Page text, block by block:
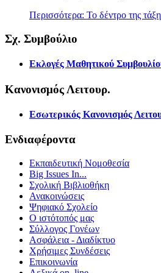
Περισσότερα: Το δέντρο της
Σχ. Συμβούλιο
Εκλογές Μαθητικού
Κανονισμός Λειτουρ.
Εσωτερικός Κανονισμός
Ενδιαφέροντα
Εκπαιδευτική Νομοθεσία
Big Issues In...
Σχολική Βιβλιοθήκη
Ανακοινώσεις
Ψηφιακό Σχολείο
Ο ιστότοπός μας
Σύλλογος Γονέων
Ασφάλεια - Διαδίκτυο
Χρήσιμες Συνδέσεις
Επικοινωνία